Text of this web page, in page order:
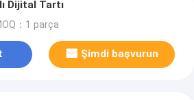
Dijital Tartı
：1 parça
Şimdi başvurun